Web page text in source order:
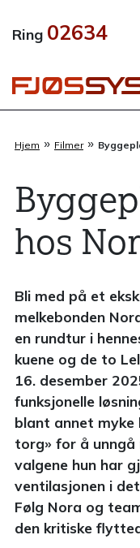
rett
innholdet
Ring 02634
Hjem » Filmer»
hos
Bli med på et
melkebonden
en rundtur i
kuene og de to
16. desember
funksjonelle
blant annet
torg» for å unngå
valgene hun har
ventilasjonen i
Følg Nora og
den kritiske